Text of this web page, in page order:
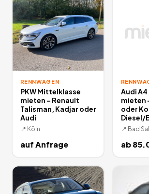
RENNWAGEN
PKW Mittelklasse
mieten – Renault
Talisman, Kadjar oder
Audi
📍 Köln
auf Anfrage
Audi A4
mieten
oder
Diesel/
📍 Bad
ab